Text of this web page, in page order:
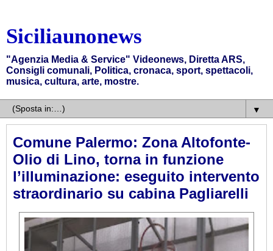
Siciliaunonews
"Agenzia Media & Service" Videonews, Diretta ARS,
Consigli comunali, Politica, cronaca, sport, spettacoli,
musica, cultura, arte, mostre.
▼
Comune Palermo: Zona Altofonte-
Olio di Lino, torna in funzione
l’illuminazione: eseguito intervento
straordinario su cabina Pagliarelli